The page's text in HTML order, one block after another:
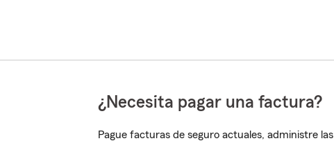
¿Necesita pagar una factura?
Pague facturas de seguro actuales, administre las